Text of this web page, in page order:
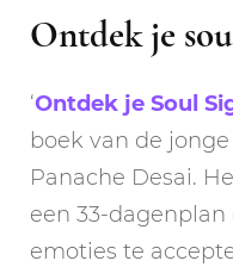
Ontdek je
‘Ontdek je Soul
boek van de
Panache Desai.
een 33-
emoties te